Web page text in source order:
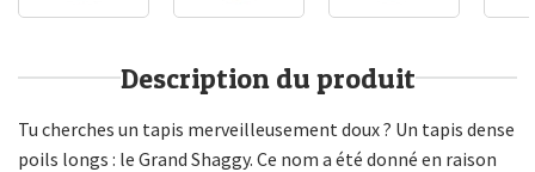
Description du produit
Tu cherches un tapis merveilleusement doux ? Un tapis dense
poils longs : le Grand Shaggy. Ce nom a été donné en raison